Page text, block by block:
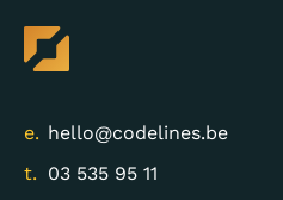
e. hello@codelines.be
t. 03 535 95 11